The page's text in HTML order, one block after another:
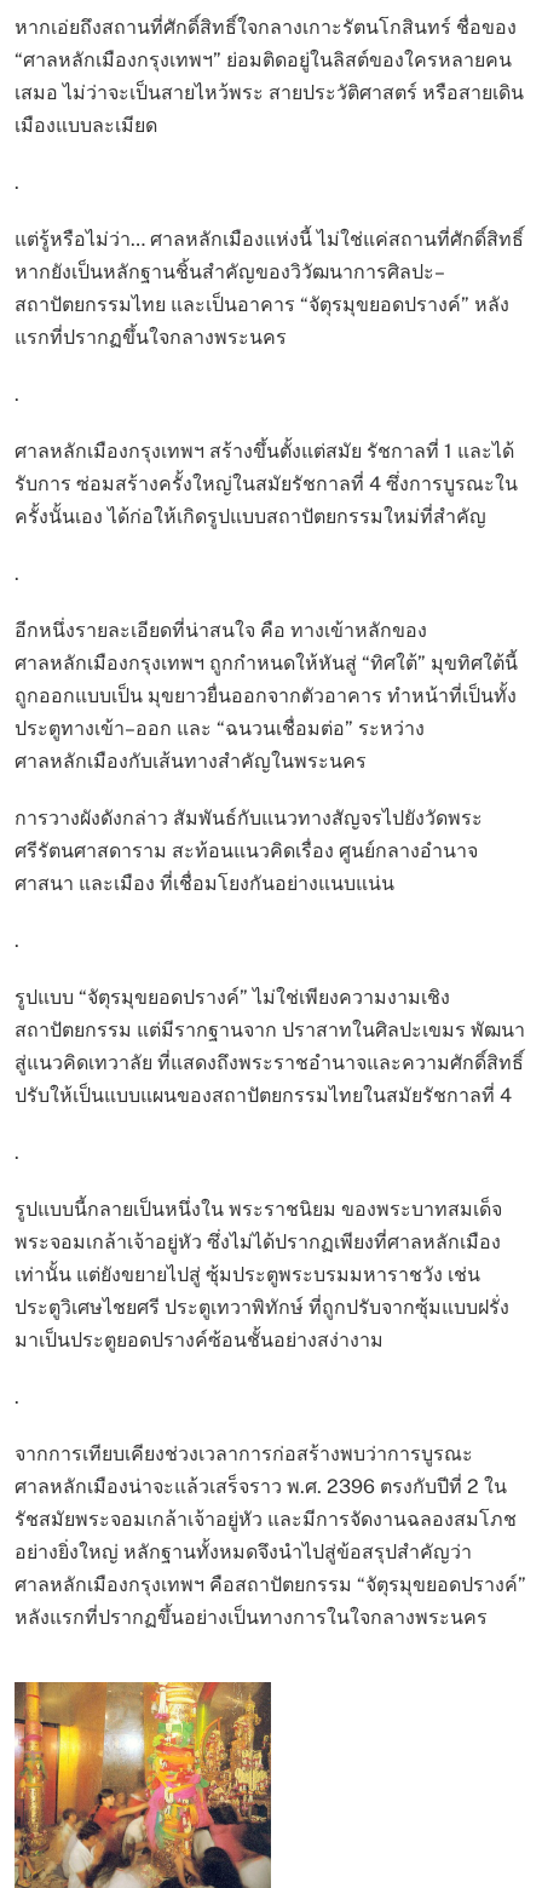
หากเอ่ยถึงสถานที่ศักดิ์สิทธิ์ใจกลางเกาะรัตนโกสินทร์ ชื่อของ
“ศาลหลักเมืองกรุงเทพฯ” ย่อมติดอยู่ในลิสต์ของใครหลายคน
เสมอ ไม่ว่าจะเป็นสายไหว้พระ สายประวัติศาสตร์ หรือสายเดิน
เมืองแบบละเมียด
.
แต่รู้หรือไม่ว่า… ศาลหลักเมืองแห่งนี้ ไม่ใช่แค่สถานที่ศักดิ์สิทธิ์
หากยังเป็นหลักฐานชิ้นสำคัญของวิวัฒนาการศิลปะ–
สถาปัตยกรรมไทย และเป็นอาคาร “จัตุรมุขยอดปรางค์” หลัง
แรกที่ปรากฏขึ้นใจกลางพระนคร
.
ศาลหลักเมืองกรุงเทพฯ สร้างขึ้นตั้งแต่สมัย รัชกาลที่ 1 และได้
รับการ ซ่อมสร้างครั้งใหญ่ในสมัยรัชกาลที่ 4 ซึ่งการบูรณะใน
ครั้งนั้นเอง ได้ก่อให้เกิดรูปแบบสถาปัตยกรรมใหม่ที่สำคัญ
.
อีกหนึ่งรายละเอียดที่น่าสนใจ คือ ทางเข้าหลักของ
ศาลหลักเมืองกรุงเทพฯ ถูกกำหนดให้หันสู่ “ทิศใต้” มุขทิศใต้นี้
ถูกออกแบบเป็น มุขยาวยื่นออกจากตัวอาคาร ทำหน้าที่เป็นทั้ง
ประตูทางเข้า–ออก และ “ฉนวนเชื่อมต่อ” ระหว่าง
ศาลหลักเมืองกับเส้นทางสำคัญในพระนคร
การวางผังดังกล่าว สัมพันธ์กับแนวทางสัญจรไปยังวัดพระ
ศรีรัตนศาสดาราม สะท้อนแนวคิดเรื่อง ศูนย์กลางอำนาจ
ศาสนา และเมือง ที่เชื่อมโยงกันอย่างแนบแน่น
.
รูปแบบ “จัตุรมุขยอดปรางค์” ไม่ใช่เพียงความงามเชิง
สถาปัตยกรรม แต่มีรากฐานจาก ปราสาทในศิลปะเขมร พัฒนา
สู่แนวคิดเทวาลัย ที่แสดงถึงพระราชอำนาจและความศักดิ์สิทธิ์
ปรับให้เป็นแบบแผนของสถาปัตยกรรมไทยในสมัยรัชกาลที่ 4
.
รูปแบบนี้กลายเป็นหนึ่งใน พระราชนิยม ของพระบาทสมเด็จ
พระจอมเกล้าเจ้าอยู่หัว ซึ่งไม่ได้ปรากฏเพียงที่ศาลหลักเมือง
เท่านั้น แต่ยังขยายไปสู่ ซุ้มประตูพระบรมมหาราชวัง เช่น
ประตูวิเศษไชยศรี ประตูเทวาพิทักษ์ ที่ถูกปรับจากซุ้มแบบฝรั่ง
มาเป็นประตูยอดปรางค์ซ้อนชั้นอย่างสง่างาม
.
จากการเทียบเคียงช่วงเวลาการก่อสร้างพบว่าการบูรณะ
ศาลหลักเมืองน่าจะแล้วเสร็จราว พ.ศ. 2396 ตรงกับปีที่ 2 ใน
รัชสมัยพระจอมเกล้าเจ้าอยู่หัว และมีการจัดงานฉลองสมโภช
อย่างยิ่งใหญ่ หลักฐานทั้งหมดจึงนำไปสู่ข้อสรุปสำคัญว่า
ศาลหลักเมืองกรุงเทพฯ คือสถาปัตยกรรม “จัตุรมุขยอดปรางค์”
หลังแรกที่ปรากฏขึ้นอย่างเป็นทางการในใจกลางพระนคร